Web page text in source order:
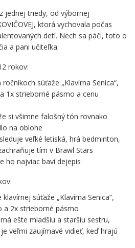
jednej triedy, od výbornej
ktorá vychovala počas
detí. Nech sa páči, toto o
a pani učiteľka:
rokov:
súťaže „Klavírna Senica“,
1x strieborné pásmo a cenu
si všimne falošný tón rovnako
na oblohe
veľké letiská, hrá bedminton,
tím v Brawl Stars
ho najviac baví dejepis
súťaže „Klavírna Senica“,
a 2x strieborné pásmo
ešte mladšiu a staršiu sestru,
veľmi zaujímavé vidieť, keď hrajú